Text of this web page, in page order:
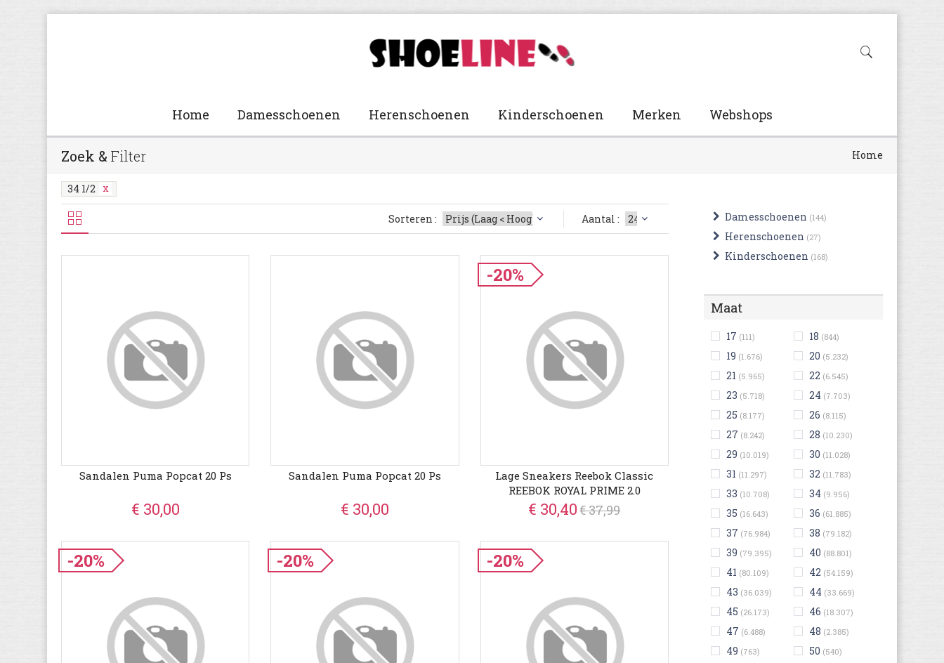
Home Damesschoenen Herenschoenen Kinderschoenen Merken Webshops
Zoek & Filter Home
34 1/2
Damesschoenen (144)
Herenschoenen (27)
Kinderschoenen (168)
Maat
17 (111) 18 (844)
19 (1.676) 20 (5.232)
21 (5.965) 22 (6.545)
23 (5.718) 24 (7.703)
25 (8.177) 26 (8.115)
27 (8.242) 28 (10.230)
29 (10.019) 30 (11.028)
31 (11.297) 32 (11.783)
33 (10.708) 34 (9.956)
35 (16.643) 36 (61.885)
37 (76.984) 38 (79.182)
39 (79.395) 40 (88.801)
41 (80.109) 42 (54.159)
43 (36.039) 44 (33.669)
45 (26.173) 46 (18.307)
47 (6.488) 48 (2.385)
49 (763) 50 (540)
Sorteren : Aantal :
Sandalen Puma Popcat 20 Ps
€ 30,00
Sandalen Puma Popcat 20 Ps
€ 30,00
-20%
Lage Sneakers Reebok Classic
REEBOK ROYAL PRIME 2.0
€ 30,40€ 37,99
-20% -20% -20%